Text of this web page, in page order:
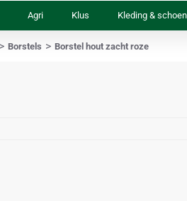
Agri Klus Kleding &
Borstels Borstel hout zacht roze